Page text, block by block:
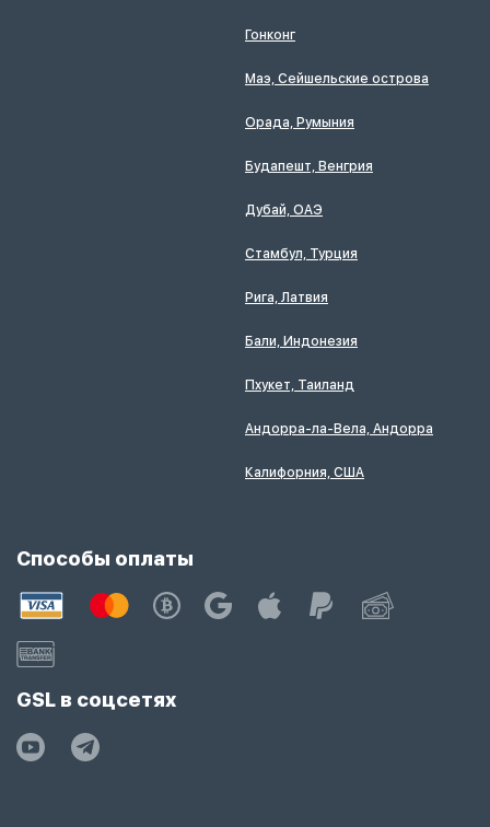
Гонконг
Маэ, Сейшельские острова
Орада, Румыния
Будапешт, Венгрия
Дубай, ОАЭ
Стамбул, Турция
Рига, Латвия
Бали, Индонезия
Пхукет, Таиланд
Андорра-ла-Вела, Андорра
Калифорния, США
Способы оплаты
GSL в соцсетях